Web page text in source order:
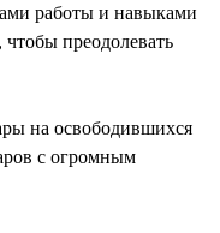
работы и навыками
преодолевать
на освободившихся
с огромным